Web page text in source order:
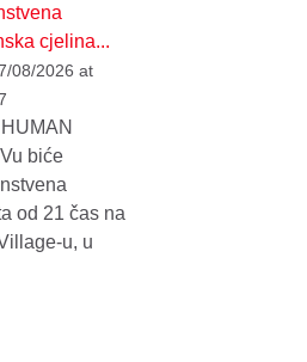
cjelina...
08/2026 at
biće
od 21 čas na
u, u